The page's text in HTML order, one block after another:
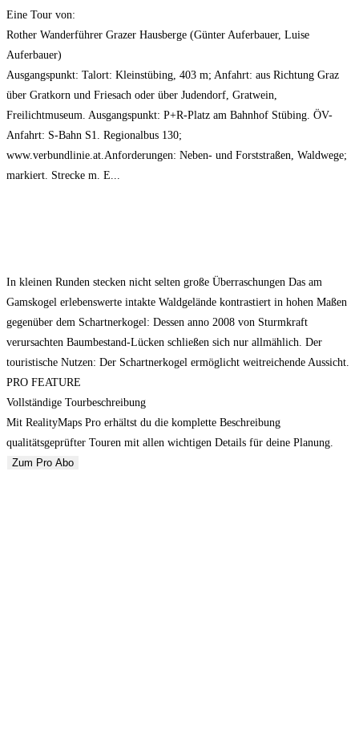
Eine Tour von:
Rother Wanderführer Grazer Hausberge (Günter Auferbauer, Luise
Auferbauer)
Ausgangspunkt: Talort: Kleinstübing, 403 m; Anfahrt: aus Richtung Graz
über Gratkorn und Friesach oder über Judendorf, Gratwein,
Freilichtmuseum. Ausgangspunkt: P+R-Platz am Bahnhof Stübing. ÖV-
Anfahrt: S-Bahn S1. Regionalbus 130;
www.verbundlinie.at.Anforderungen: Neben- und Forststraßen, Waldwege;
markiert. Strecke m. E...
In kleinen Runden stecken nicht selten große Überraschungen Das am
Gamskogel erlebenswerte intakte Waldgelände kontrastiert in hohen Maßen
gegenüber dem Schartnerkogel: Dessen anno 2008 von Sturmkraft
verursachten Baumbestand-Lücken schließen sich nur allmählich. Der
touristische Nutzen: Der Schartnerkogel ermöglicht weitreichende Aussicht.
PRO FEATURE
Vollständige Tourbeschreibung
Mit RealityMaps Pro erhältst du die komplette Beschreibung
qualitätsgeprüfter Touren mit allen wichtigen Details für deine Planung.
Zum Pro Abo